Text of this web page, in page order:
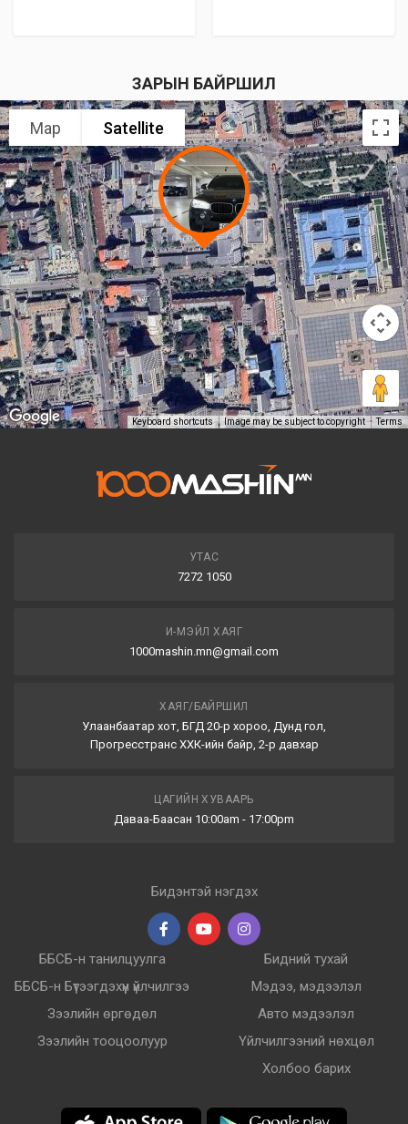
ЗАРЫН БАЙРШИЛ
Map Satellite
Keyboard shortcuts Image may be subject to copyright Terms
УТАС
7272 1050
И-МЭЙЛ ХАЯГ
1000mashin.mn@gmail.com
ХАЯГ/БАЙРШИЛ
Улаанбаатар хот, БГД 20-р хороо, Дунд гол,
Прогресстранс ХХК-ийн байр, 2-р давхар
ЦАГИЙН ХУВААРЬ
Даваа-Баасан 10:00am - 17:00pm
Бидэнтэй нэгдэх
ББСБ-н танилцуулга
ББСБ-н Бүтээгдэхүүн үйлчилгээ
Зээлийн өргөдөл
Зээлийн тооцоолуур
Бидний тухай
Мэдээ, мэдээлэл
Авто мэдээлэл
Үйлчилгээний нөхцөл
Холбоо барих